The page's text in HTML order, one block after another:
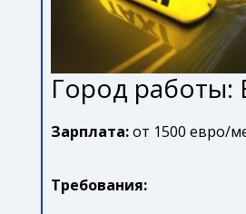
Город работы:
Зарплата:от 1500 евро/
Требования: